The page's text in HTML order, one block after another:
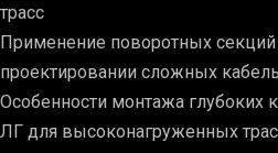
трасс
Применение поворотных
проектировании сложных
Особенности монтажа глубоких
ЛГ для высоконагруженных